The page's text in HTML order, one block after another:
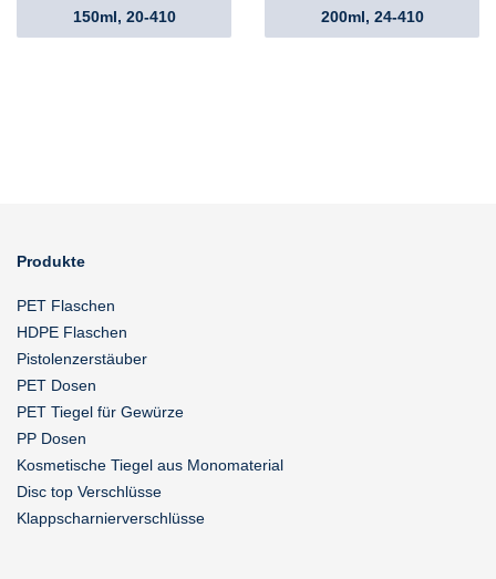
150ml, 20-410
200ml, 24-410
Produkte
PET Flaschen
HDPE Flaschen
Pistolenzerstäuber
PET Dosen
PET Tiegel für Gewürze
PP Dosen
Kosmetische Tiegel aus Monomaterial
Disc top Verschlüsse
Klappscharnierverschlüsse